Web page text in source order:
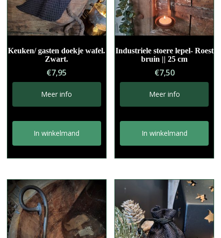
Keuken/ gasten doekje wafel.
Zwart.
€7,95
Meer info
In winkelmand
Industriele stoere lepel- Roest
bruin || 25 cm
€7,50
Meer info
In winkelmand